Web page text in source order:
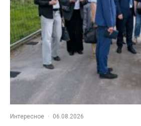
Интересное · 06.08.2026